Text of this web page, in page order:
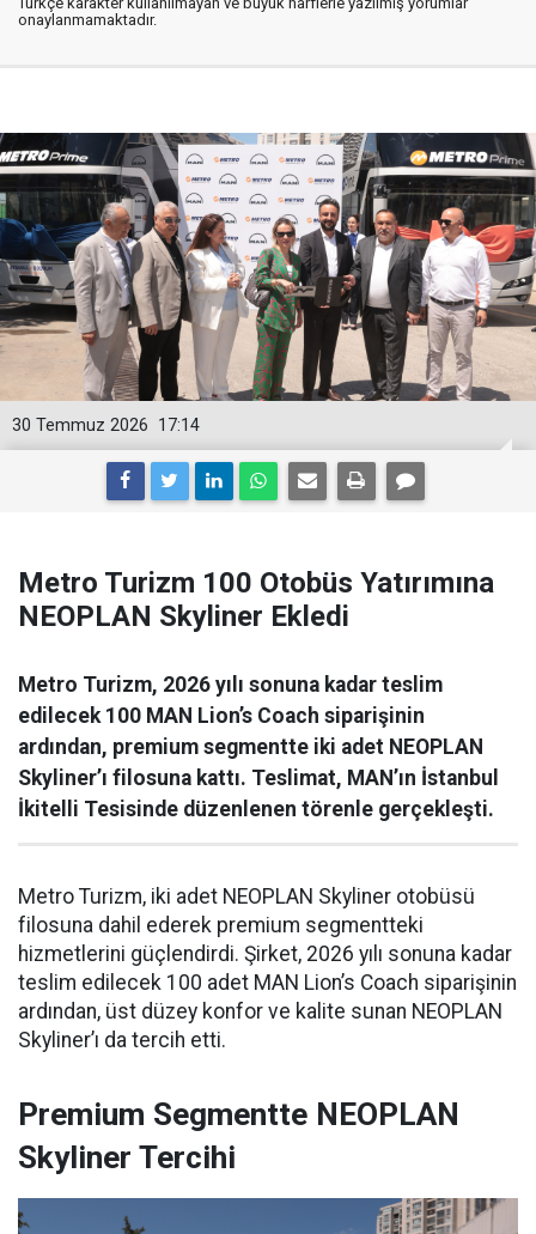
onaylanmamaktadır.
17:14
30 Temmuz 2026
Metro Turizm 100 Otobüs Yatırımına
NEOPLAN Skyliner Ekledi
Metro Turizm, 2026 yılı sonuna kadar teslim
edilecek 100 MAN Lion’s Coach siparişinin
ardından, premium segmentte iki adet NEOPLAN
Skyliner’ı filosuna kattı. Teslimat, MAN’ın İstanbul
İkitelli Tesisinde düzenlenen törenle gerçekleşti.
Metro Turizm, iki adet NEOPLAN Skyliner otobüsü
filosuna dahil ederek premium segmentteki
hizmetlerini güçlendirdi. Şirket, 2026 yılı sonuna kadar
teslim edilecek 100 adet MAN Lion’s Coach siparişinin
ardından, üst düzey konfor ve kalite sunan NEOPLAN
Skyliner’ı da tercih etti.
Premium Segmentte NEOPLAN
Skyliner Tercihi